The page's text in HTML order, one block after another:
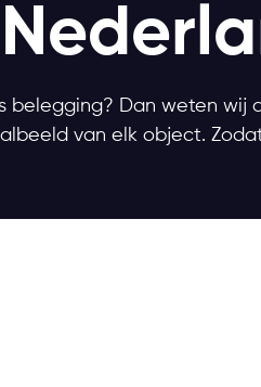
Dan weten
van elk object.